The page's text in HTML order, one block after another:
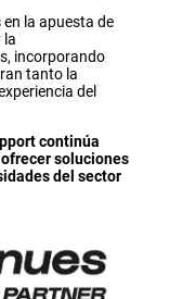
la apuesta de
la
incorporando
tanto la
del
continúa
soluciones
del sector